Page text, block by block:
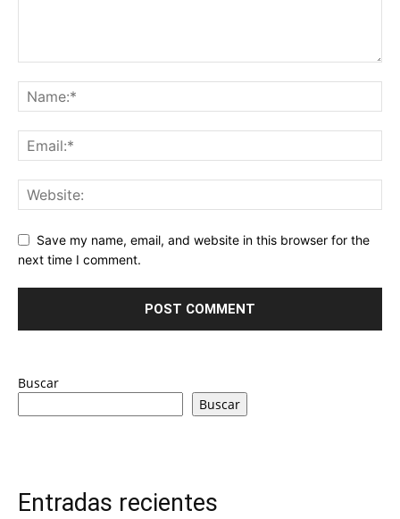
Save my name, email, and website in this browser for the
next time I comment.
Buscar
Buscar
Entradas recientes